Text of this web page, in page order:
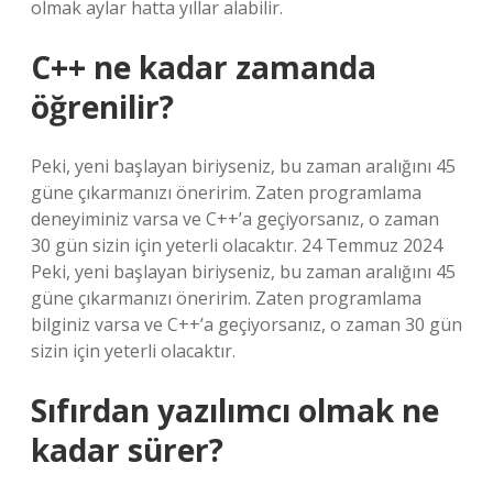
olmak aylar hatta yıllar alabilir.
C++ ne kadar zamanda
öğrenilir?
Peki, yeni başlayan biriyseniz, bu zaman aralığını 45
güne çıkarmanızı öneririm. Zaten programlama
deneyiminiz varsa ve C++’a geçiyorsanız, o zaman
30 gün sizin için yeterli olacaktır. 24 Temmuz 2024
Peki, yeni başlayan biriyseniz, bu zaman aralığını 45
güne çıkarmanızı öneririm. Zaten programlama
bilginiz varsa ve C++’a geçiyorsanız, o zaman 30 gün
sizin için yeterli olacaktır.
Sıfırdan yazılımcı olmak ne
kadar sürer?